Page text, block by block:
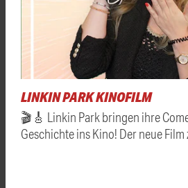
LINKIN PARK KINOFILM
🎬🎸 Linkin Park bringen ihre
Geschichte ins Kino! Der neue